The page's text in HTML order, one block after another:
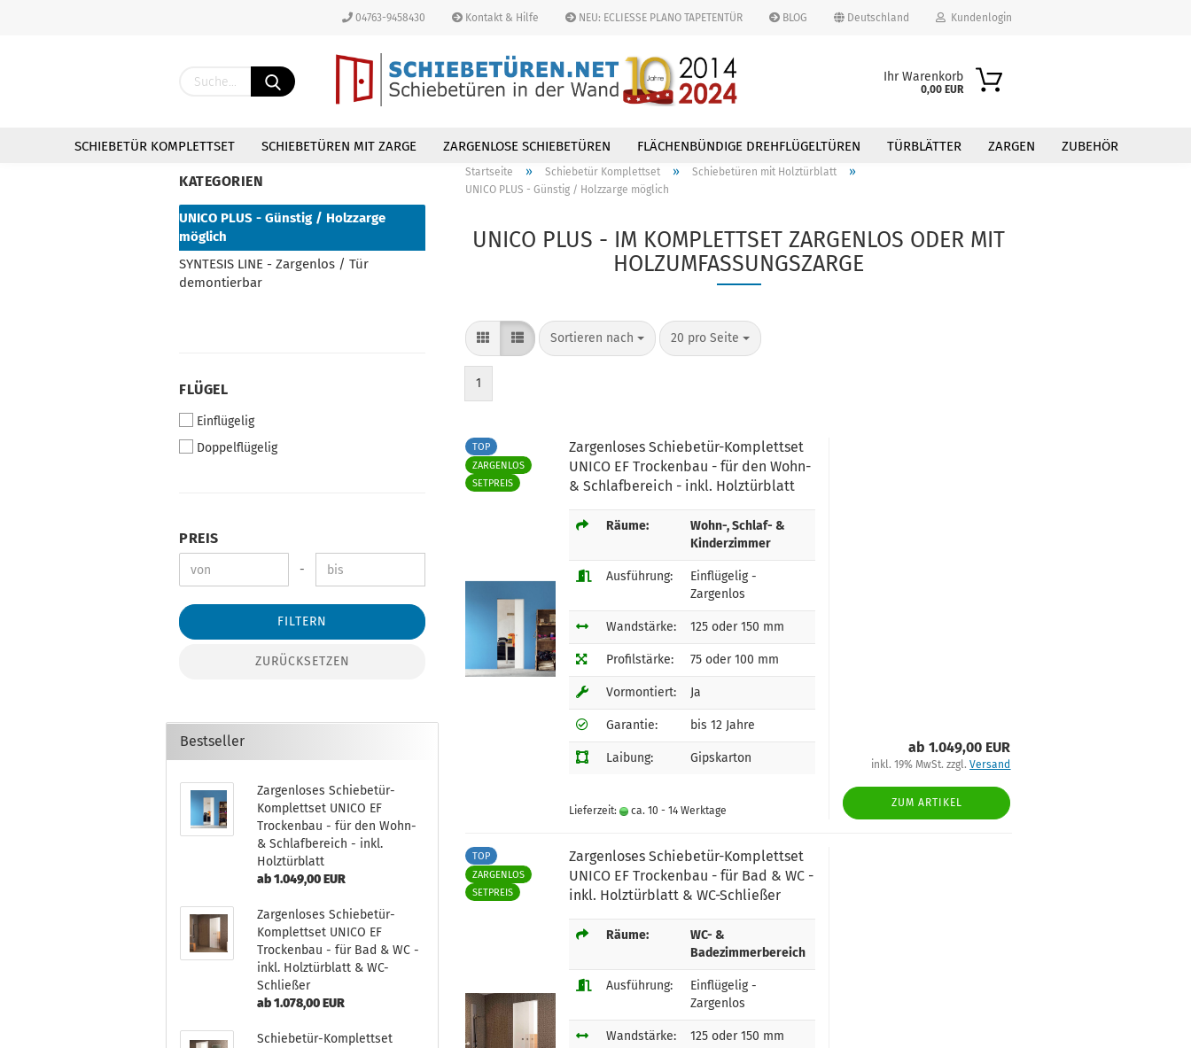
04763-9458430 Kontakt & Hilfe NEU: ECLIESSE PLANO TAPETENTÜR BLOG Deutschland
Lieferland
Kundenlogin
Konto erstellen
Ihr Warenkorb
0,00 EUR
SCHIEBETÜR KOMPLETTSET SCHIEBETÜREN MIT ZARGE ZARGENLOSE SCHIEBETÜREN FLÄCHENBÜNDIGE DREHFLÜGELTÜREN TÜRBLÄTTER ZARGEN ZUBEHÖR
Startseite » Schiebetür Komplettset » Schiebetüren mit Holztürblatt »
UNICO PLUS - Günstig / Holzzarge möglich
UNICO PLUS - IM KOMPLETTSET ZARGENLOS ODER MIT
HOLZUMFASSUNGSZARGE
Sortieren nach 20 pro Seite
1
TOP
ZARGENLOS
SETPREIS
Zargenloses Schiebetür-Komplettset
UNICO EF Trockenbau - für den Wohn-
& Schlafbereich - inkl. Holztürblatt
Räume:
Wohn-, Schlaf- &
Kinderzimmer
Ausführung:
Einflügelig -
Zargenlos
Wandstärke: 125 oder 150 mm
Profilstärke: 75 oder 100 mm
Vormontiert: Ja
Garantie: bis 12 Jahre
Laibung: Gipskarton
Lieferzeit: ca. 10 - 14 Werktage
ab 1.049,00 EUR
inkl. 19% MwSt. zzgl.Versand
ZUM ARTIKEL
TOP
ZARGENLOS
SETPREIS
Zargenloses Schiebetür-Komplettset
UNICO EF Trockenbau - für Bad & WC -
inkl. Holztürblatt & WC-Schließer
Räume:
WC- &
Badezimmerbereich
Ausführung:
Einflügelig -
Zargenlos
Wandstärke: 125 oder 150 mm
KATEGORIEN
UNICO PLUS - Günstig / Holzzarge
möglich
SYNTESIS LINE - Zargenlos / Tür
demontierbar
FLÜGEL
Einflügelig
Doppelflügelig
PREIS
-
FILTERN
ZURÜCKSETZEN
Bestseller
Zargenloses Schiebetür-
Komplettset UNICO EF
Trockenbau - für den Wohn-
& Schlafbereich - inkl.
Holztürblatt
ab 1.049,00 EUR
Zargenloses Schiebetür-
Komplettset UNICO EF
Trockenbau - für Bad & WC -
inkl. Holztürblatt & WC-
Schließer
ab 1.078,00 EUR
Schiebetür-Komplettset